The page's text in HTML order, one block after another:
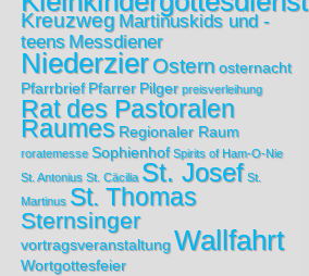
Kreuzweg Martinuskids und -
teens Messdiener
NiederzierOsternosternacht
Pfarrbrief Pfarrer Pilger preisverleihung
Rat des Pastoralen
Raumes Regionaler Raum
roratemesse Sophienhof Spirits of Ham-O-Nie
St. Antonius St. Cäcilia St. Josef St.
Martinus St. Thomas
Sternsinger
vortragsveranstaltungWallfahrt
Wortgottesfeier